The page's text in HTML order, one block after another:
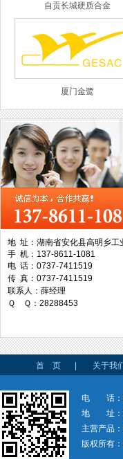
自贡长城硬质合金
厦门金鹭
西工集团
台湾协威机械
台湾万事达切削科技
地 址：湖南省安化县高明乡工
手 机：137-8611-1081
电 话：0737-7411519
传 真：0737-7411519
联系人：薛经理
Ｑ Ｑ：28288453
首 页 关于我
电 话：
地 址：
主营产品
版权所有